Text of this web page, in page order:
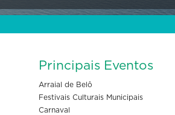
Principais Eventos
Arraial de Belô
Festivais Culturais Municipais
Carnaval